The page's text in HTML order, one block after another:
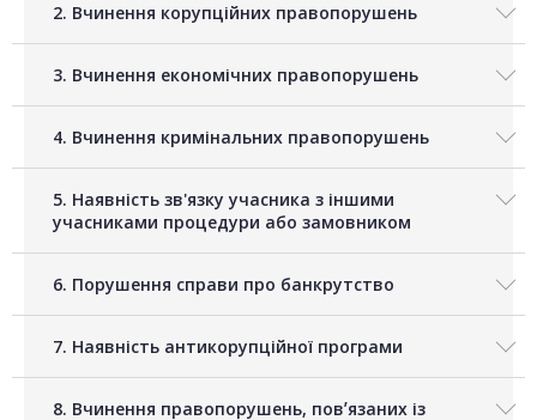
2. Вчинення корупційних правопорушень
3. Вчинення економічних правопорушень
4. Вчинення кримінальних правопорушень
5. Наявність зв'язку учасника з іншими
учасниками процедури або замовником
6. Порушення справи про банкрутство
7. Наявність антикорупційної програми
8. Вчинення правопорушень, повʼязаних із